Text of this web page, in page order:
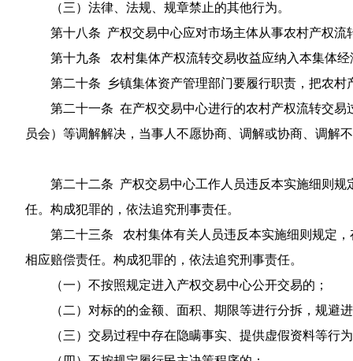
（三）法律、法规、规章禁止的其他行为。
第十八条 产权交易中心应对市场主体从事农村产权
第十九条 农村集体产权流转交易收益应纳入本集体
第二十条 乡镇集体资产管理部门要履行职责，把农
第二十一条 在产权交易中心进行的农村产权流转交
员会）等调解解决，当事人不愿协商、调解或协商、调解
第二十二条 产权交易中心工作人员违反本实施细则
任。构成犯罪的，依法追究刑事责任。
第二十三条 农村集体有关人员违反本实施细则规定
相应赔偿责任。构成犯罪的，依法追究刑事责任。
（一）不按照规定进入产权交易中心公开交易的；
（二）对标的的金额、面积、期限等进行分拆，规避
（三）交易过程中存在隐瞒事实、提供虚假资料等行